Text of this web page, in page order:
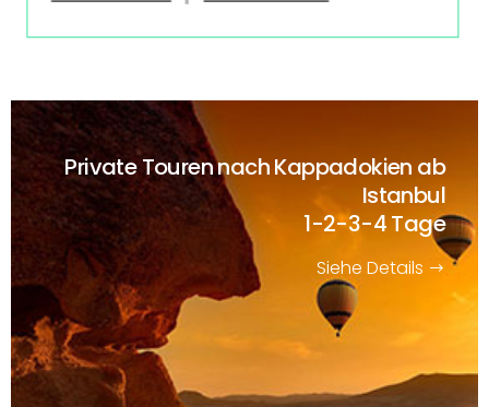
Private Touren nach Kappadokien ab
Istanbul
1-2-3-4 Tage
Siehe Details